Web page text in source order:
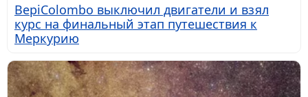
BepiColombo выключил двигатели и взял
курс на финальный этап путешествия к
Меркурию